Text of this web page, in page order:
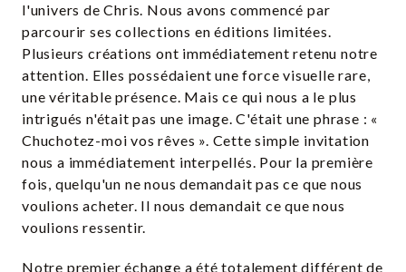
l'univers de Chris. Nous avons commencé par
parcourir ses collections en éditions limitées.
Plusieurs créations ont immédiatement retenu notre
attention. Elles possédaient une force visuelle rare,
une véritable présence. Mais ce qui nous a le plus
intrigués n'était pas une image. C'était une phrase : «
Chuchotez-moi vos rêves ». Cette simple invitation
nous a immédiatement interpellés. Pour la première
fois, quelqu'un ne nous demandait pas ce que nous
voulions acheter. Il nous demandait ce que nous
voulions ressentir.
Notre premier échange a été totalement différent de